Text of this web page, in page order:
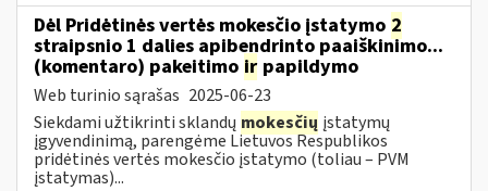
Dėl Pridėtinės vertės mokesčio įstatymo 2
straipsnio 1 dalies apibendrinto paaiškinimo...
(komentaro) pakeitimo ir papildymo
Web turinio sąrašas 2025-06-23
Siekdami užtikrinti sklandų mokesčių įstatymų
įgyvendinimą, parengėme Lietuvos Respublikos
pridėtinės vertės mokesčio įstatymo (toliau – PVM
įstatymas)...